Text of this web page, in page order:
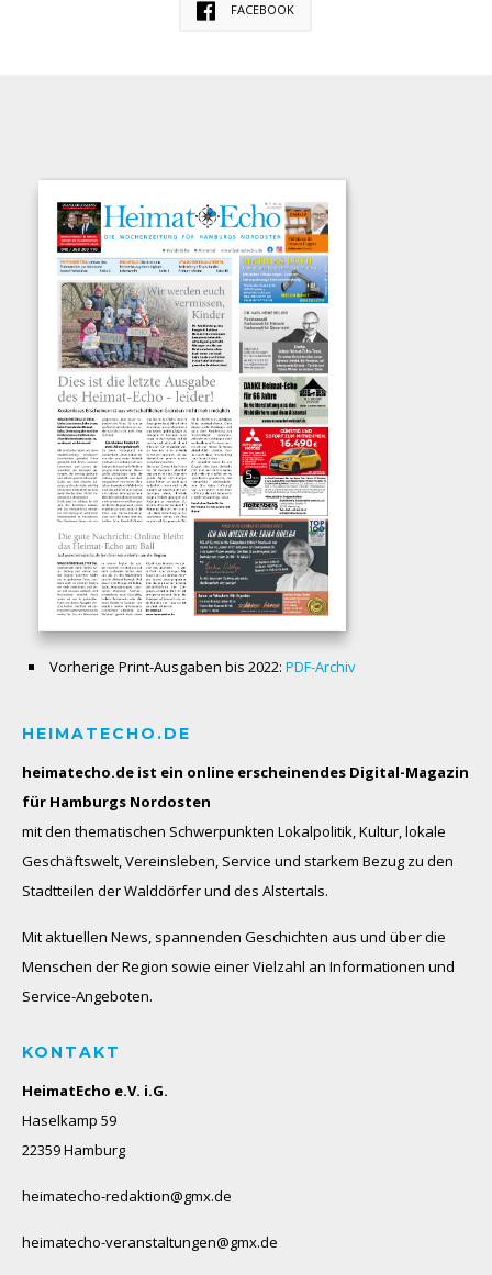
FACEBOOK
Vorherige Print-Ausgaben bis 2022: PDF-Archiv
HEIMATECHO.DE
heimatecho.de ist ein online erscheinendes Digital-Magazin
für Hamburgs Nordosten
mit den thematischen Schwerpunkten Lokalpolitik, Kultur, lokale
Geschäftswelt, Vereinsleben, Service und starkem Bezug zu den
Stadtteilen der Walddörfer und des Alstertals.
Mit aktuellen News, spannenden Geschichten aus und über die
Menschen der Region sowie einer Vielzahl an Informationen und
Service-Angeboten.
KONTAKT
HeimatEcho e.V. i.G.
Haselkamp 59
22359 Hamburg
heimatecho-redaktion@gmx.de
heimatecho-veranstaltungen@gmx.de